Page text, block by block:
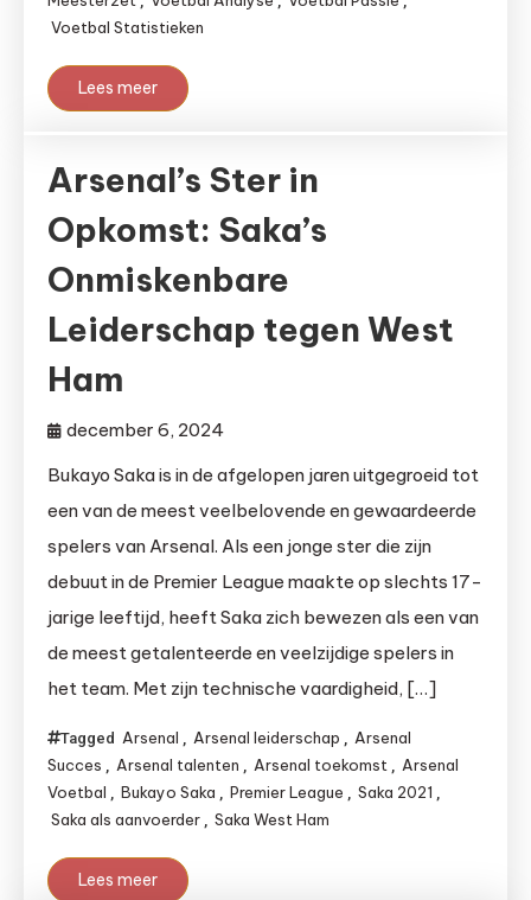
Voetbal Statistieken
Lees meer
Arsenal’s Ster in
Opkomst: Saka’s
Onmiskenbare
Leiderschap tegen West
Ham
december 6, 2024
Bukayo Saka is in de afgelopen jaren uitgegroeid tot
een van de meest veelbelovende en gewaardeerde
spelers van Arsenal. Als een jonge ster die zijn
debuut in de Premier League maakte op slechts 17-
jarige leeftijd, heeft Saka zich bewezen als een van
de meest getalenteerde en veelzijdige spelers in
het team. Met zijn technische vaardigheid, […]
Tagged Arsenal , Arsenal leiderschap , Arsenal
Succes , Arsenal talenten , Arsenal toekomst , Arsenal
Voetbal , Bukayo Saka , Premier League , Saka 2021 ,
Saka als aanvoerder , Saka West Ham
Lees meer